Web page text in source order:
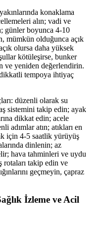
konaklama
alın; vadi ve
günler boyunca 4-10
mümkün olduğunca açık
olursa daha yüksek
kötüleşirse, bunker
ve yeniden değerlendirin.
tempoya ihtiyaç
düzenli olarak su
sistemini takip edin; ayak
dikkat edin; acele
adımlar atın; atıkları en
için 4-5 saatlik yürüyüş
dinlenin; az
hava tahminleri ve uydu
rotaları takip edin ve
geçmeyin, çapraz
İzleme ve Acil